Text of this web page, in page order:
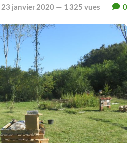
23 janvier 2020 — 1 325 vues 0